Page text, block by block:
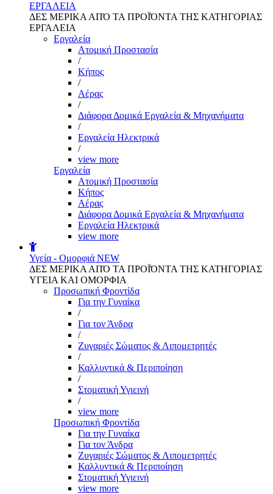
ΕΡΓΑΛΕΙΑ
ΔΕΣ ΜΕΡΙΚΑ ΑΠΌ ΤΑ ΠΡΟΪΌΝΤΑ ΤΗΣ ΚΑΤΗΓΟΡΙΑΣ
ΕΡΓΑΛΕΙΑ
Εργαλεία
Aτομική Προστασία
/
Kήπος
/
Αέρας
/
Διάφορα Δομικά Εργαλεία & Μηχανήματα
/
Εργαλεία Ηλεκτρικά
/
view more
Εργαλεία
Aτομική Προστασία
Kήπος
Αέρας
Διάφορα Δομικά Εργαλεία & Μηχανήματα
Εργαλεία Ηλεκτρικά
view more
Υγεία - Ομορφιά NEW
ΔΕΣ ΜΕΡΙΚΑ ΑΠΌ ΤΑ ΠΡΟΪΌΝΤΑ ΤΗΣ ΚΑΤΗΓΟΡΙΑΣ
ΥΓΕΙΑ ΚΑΙ ΟΜΟΡΦΙΑ
Προσωπική Φροντίδα
Για την Γυναίκα
/
Για τον Άνδρα
/
Ζυγαριές Σώματος & Λιπομετρητές
/
Καλλυντικά & Περιποίηση
/
Στοματική Υγιεινή
/
view more
Προσωπική Φροντίδα
Για την Γυναίκα
Για τον Άνδρα
Ζυγαριές Σώματος & Λιπομετρητές
Καλλυντικά & Περιποίηση
Στοματική Υγιεινή
view more